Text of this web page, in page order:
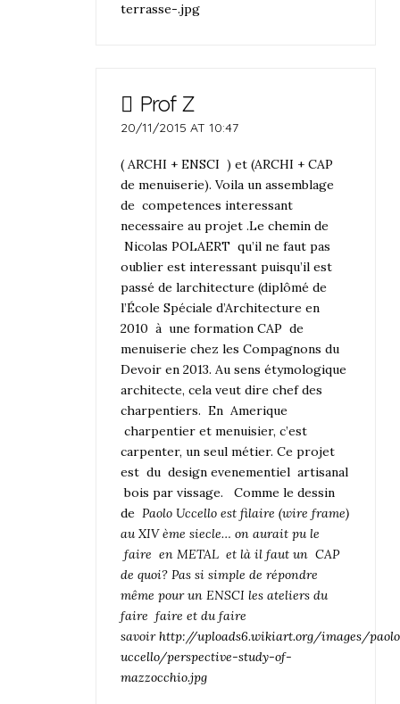
terrasse-.jpg
Prof Z
20/11/2015 AT 10:47
( ARCHI + ENSCI ) et (ARCHI + CAP
de menuiserie). Voila un assemblage
de competences interessant
necessaire au projet .Le chemin de
Nicolas POLAERT qu’il ne faut pas
oublier est interessant puisqu’il est
passé de larchitecture (diplômé de
l’École Spéciale d’Architecture en
2010 à une formation CAP de
menuiserie chez les Compagnons du
Devoir en 2013. Au sens étymologique
architecte, cela veut dire chef des
charpentiers. En Amerique
charpentier et menuisier, c’est
carpenter, un seul métier. Ce projet
est du design evenementiel artisanal
bois par vissage. Comme le dessin
de Paolo Uccello est filaire (wire frame)
au XIV ème siecle… on aurait pu le
faire en METAL et là il faut un CAP
de quoi? Pas si simple de répondre
même pour un ENSCI les ateliers du
faire faire et du faire
savoir http://uploads6.wikiart.org/images/
uccello/perspective-study-of-
mazzocchio.jpg